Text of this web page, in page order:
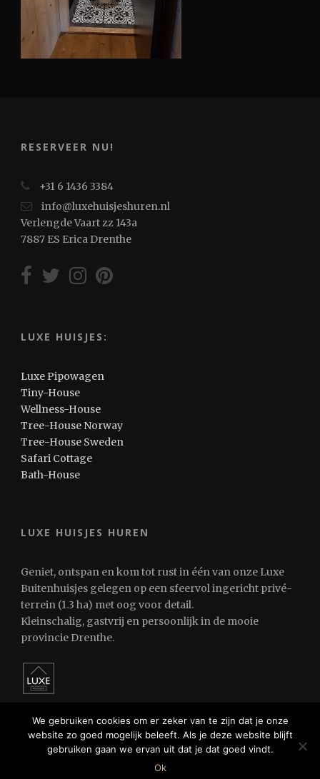
RESERVEER NU!
+31 6 1436 3384
info@luxehuisjeshuren.nl
Verlengde Vaart zz 143a
7887 ES Erica Drenthe
LUXE HUISJES:
Luxe Pipowagen
Tiny-House
Wellness-House
Tree-House Norway
Tree-House Sweden
Safari Cottage
Bath-House
LUXE HUISJES HUREN
Geniet, ontspan en kom tot rust in één van onze Luxe
Buitenhuisjes gelegen op een sfeervol ingericht privé-
terrein (1.3 ha) met oog voor detail.
Kleinschalig, gastvrij en persoonlijk in de mooie
provincie Drenthe.
© 2024 Luxe Huisjes Huren
We gebruiken cookies om er zeker van te zijn dat je onze
website zo goed mogelijk beleeft. Als je deze website blijft
gebruiken gaan we ervan uit dat je dat goed vindt.
Ok